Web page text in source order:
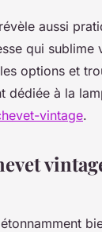
aussi
qui
options et
dédiée à la
vintage.